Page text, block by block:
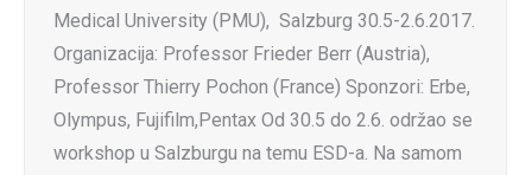
Medical University (PMU), Salzburg 30.5-2.6.2017.
Organizacija: Professor Frieder Berr (Austria),
Professor Thierry Pochon (France) Sponzori: Erbe,
Olympus, Fujifilm,Pentax Od 30.5 do 2.6. održao se
workshop u Salzburgu na temu ESD-a. Na samom